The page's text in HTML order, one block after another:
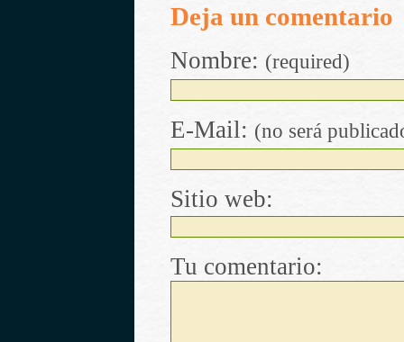
Deja un comentario
Nombre: (required)
E-Mail: (no será
Sitio web:
Tu comentario: